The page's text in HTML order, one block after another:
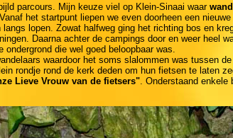
parcours. Mijn keuze viel op Klein-Sinaai waar
het startpunt liepen we even doorheen een
lopen. Zowat halfweg ging het richting bos en
Daarna achter de campings door en weer heel
die wel goed beloopbaar was.
waardoor het soms slalommen was tussen
rondje rond de kerk deden om hun fietsen te laten
Lieve Vrouw van de fietsers" . Onderstaand